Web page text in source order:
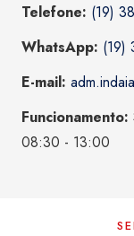
Telefone: (19)
WhatsApp: (19)
E-mail:
Funcionamento:
08:30 - 13:00